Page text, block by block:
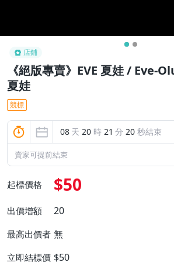
店鋪
《絕版專賣》EVE 夏娃 / Eve-
夏娃
競標
08 天 20 時 21 分 19 秒結束
賣家可提前結束
起標價格 $50
出價增額 20
最高出價者 無
立即結標價 $50